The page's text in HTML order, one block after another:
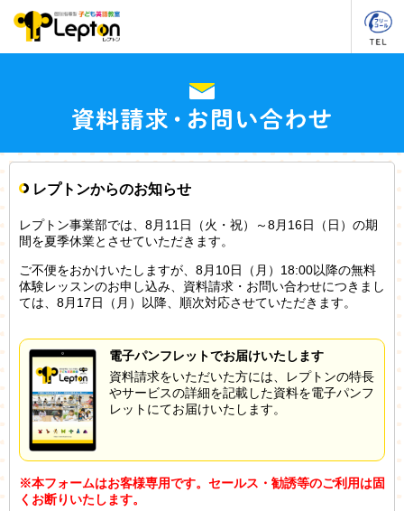
レプトンからのお知らせ
レプトン事業部では、8月11日（火・祝）～8月16日（日）の期
間を夏季休業とさせていただきます。
ご不便をおかけいたしますが、8月10日（月）18:00以降の無料
体験レッスンのお申し込み、資料請求・お問い合わせにつきまし
ては、8月17日（月）以降、順次対応させていただきます。
電子パンフレットでお届けいたします
資料請求をいただいた方には、レプトンの特長
やサービスの詳細を記載した資料を電子パンフ
レットにてお届けいたします。
※本フォームはお客様専用です。セールス・勧誘等のご利用は固
くお断りいたします。